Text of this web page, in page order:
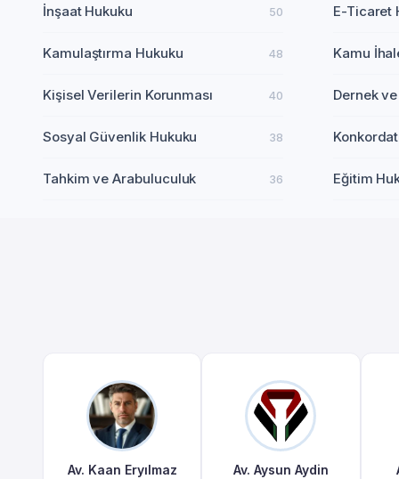
İnşaat Hukuku 50
Kamulaştırma Hukuku 48
Kişisel Verilerin Korunması 40
Sosyal Güvenlik Hukuku 38
Tahkim ve Arabuluculuk 36
E-Ticaret
Kamu
Dernek
Eğitim
Av. Kaan Eryılmaz Av. Aysun Aydin